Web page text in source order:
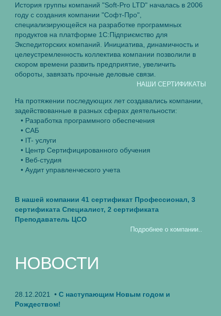
История группы компаний "Soft-Pro LTD" началась в 2006
году с создания компании "Софт-Про",
специализирующейся на разработке программных
продуктов на платформе 1С:Пiдприємство для
Экспедиторских компаний. Инициатива, динамичность и
целеустремленность коллектива компании позволили в
скором времени развить предприятие, увеличить
обороты, завязать прочные деловые связи.
НАШИ СЕРТИФИКАТЫ
На протяжении последующих лет создавались компании,
задействованные в разных сферах деятельности:
• Разработка программного обеспечения
• САБ
• IT- услуги
• Центр Сертифицированного обучения
• Веб-студия
• Аудит управленческого учета
В нашей компании 41 сертификат Профессионал, 3
сертификата Специалист, 2 сертификата
Преподаватель ЦСО
Подробнее о компании..
НОВОСТИ
28.12.2021 • С наступающим Новым годом и
Рождеством!